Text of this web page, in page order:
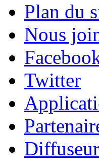
Plan du
Nous
Twitter